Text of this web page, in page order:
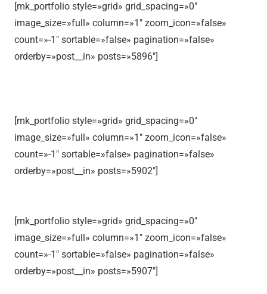
[mk_portfolio style=»grid» grid_spacing=»0″
image_size=»full» column=»1″ zoom_icon=»false»
count=»-1″ sortable=»false» pagination=»false»
orderby=»post__in» posts=»5896″]
[mk_portfolio style=»grid» grid_spacing=»0″
image_size=»full» column=»1″ zoom_icon=»false»
count=»-1″ sortable=»false» pagination=»false»
orderby=»post__in» posts=»5902″]
[mk_portfolio style=»grid» grid_spacing=»0″
image_size=»full» column=»1″ zoom_icon=»false»
count=»-1″ sortable=»false» pagination=»false»
orderby=»post__in» posts=»5907″]